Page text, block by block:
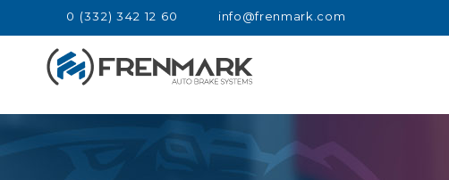
0 (332) 342 12 60 info@frenmark.com